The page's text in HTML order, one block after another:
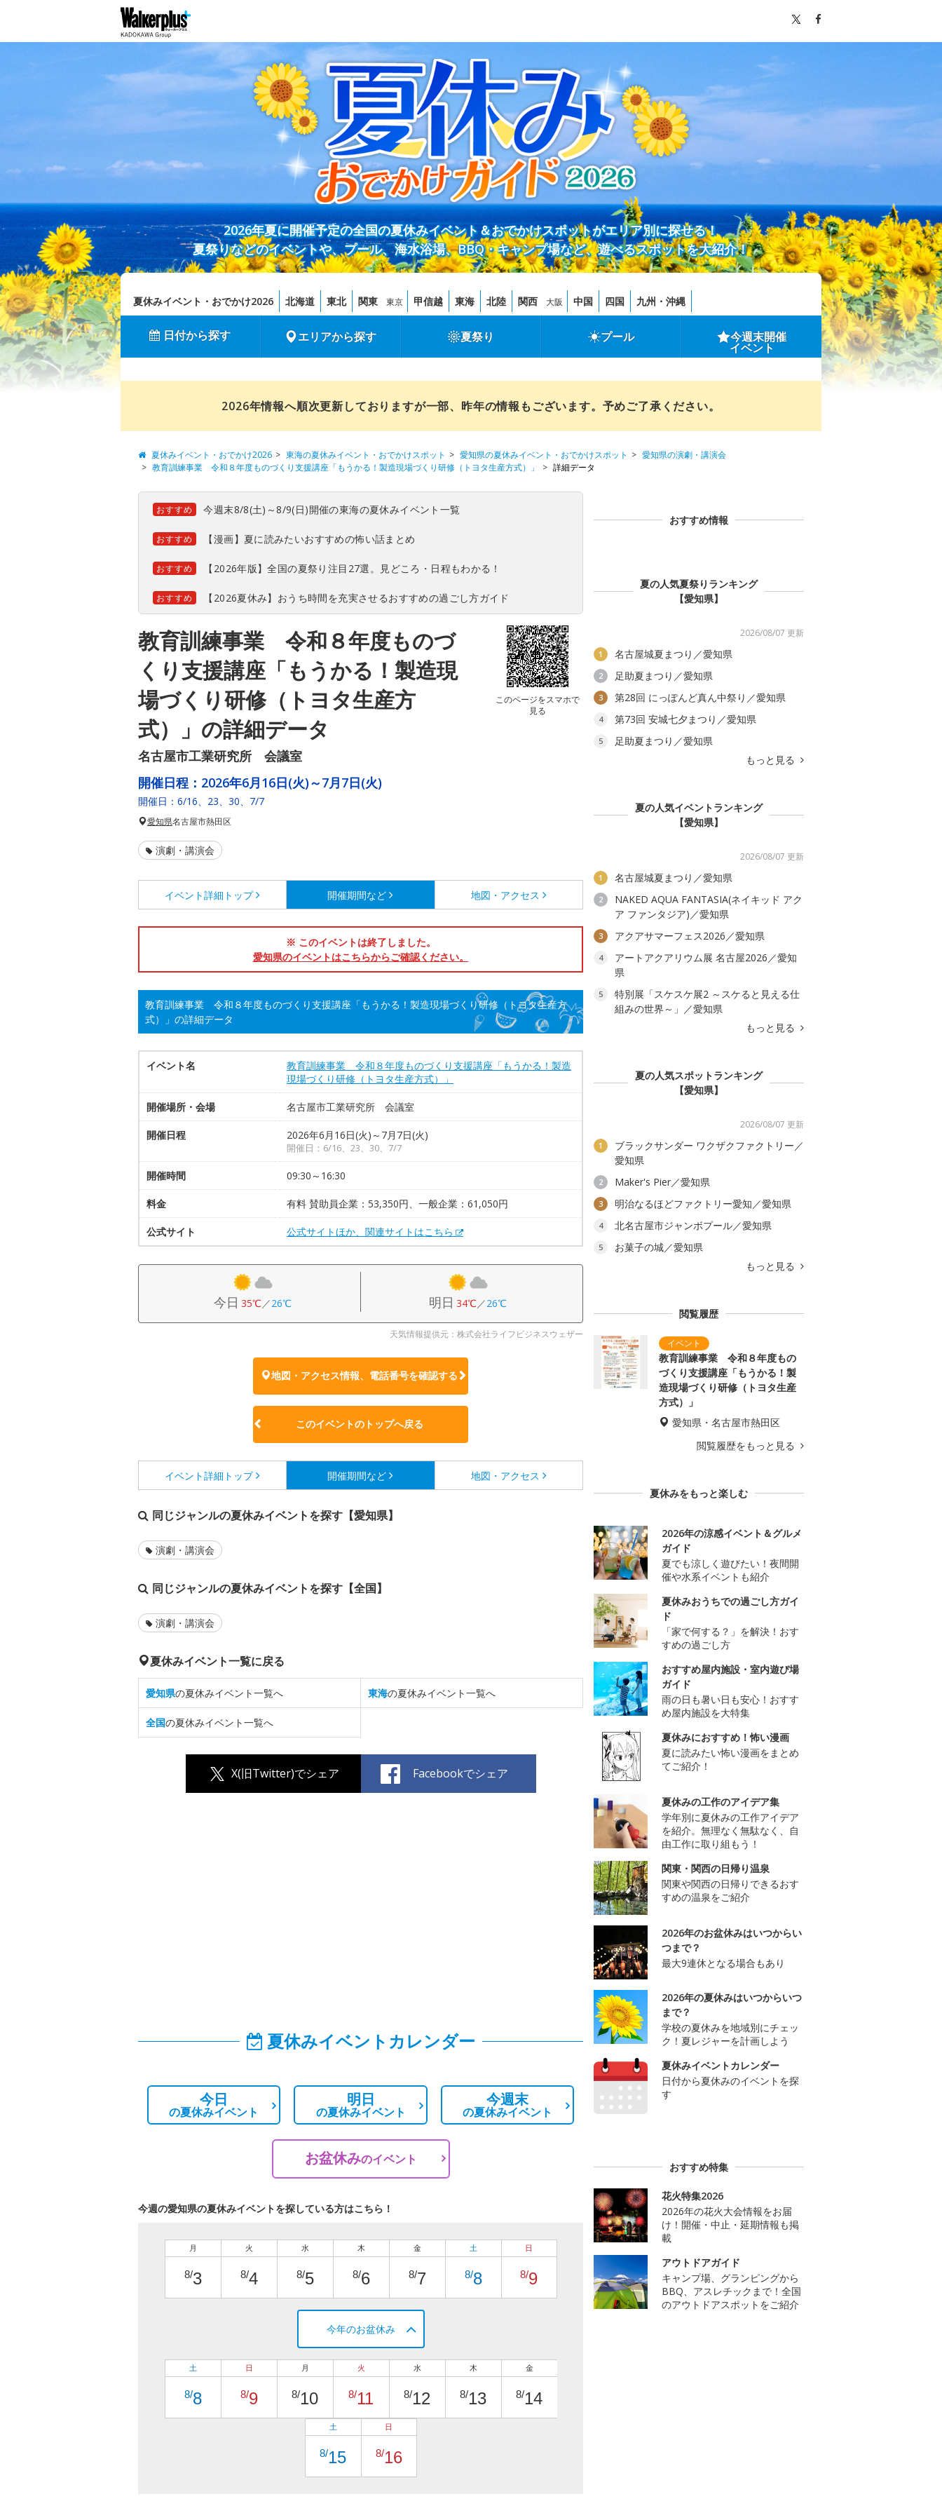
2026年夏に開催予定の全国の夏休みイベント＆おでかけスポットがエリア別に探せる！
夏祭りなどのイベントや、プール、海水浴場、BBQ・キャンプ場など、遊べるスポットを大紹介！
夏休みイベント・おでかけ2026 北海道 東北 関東 東京 甲信越 東海 北陸 関西 大阪 中国 四国 九州・沖縄
日付から探す エリアから探す 夏祭り プール 今週末開催
イベント
2026年情報へ順次更新しておりますが一部、昨年の情報もございます。予めご了承ください。
夏休みイベント・おでかけ2026 東海の夏休みイベント・おでかけスポット 愛知県の夏休みイベント・おでかけスポット
愛知県の演劇・講演会
教育訓練事業 令和８年度ものづくり支援講座「もうかる！製造現場づくり研修（トヨタ生産方式）」
詳細データ
おすすめ 今週末8/8(土)～8/9(日)開催の東海の夏休みイベント一覧
おすすめ 【漫画】夏に読みたいおすすめの怖い話まとめ
おすすめ 【2026年版】全国の夏祭り注目27選。見どころ・日程もわかる！
おすすめ 【2026夏休み】おうち時間を充実させるおすすめの過ごし方ガイド
教育訓練事業 令和８年度ものづ
くり支援講座「もうかる！製造現
場づくり研修（トヨタ生産方
式）」の詳細データ
名古屋市工業研究所 会議室
このページをスマホで
見る
開催日程： 2026年6月16日(火)～7月7日(火)
開催日：6/16、23、30、7/7
愛知県名古屋市熱田区
演劇・講演会
イベント詳細 トップ 開催期間など 地図・アクセス
※ このイベントは終了しました。
愛知県のイベントはこちらからご確認ください。
教育訓練事業 令和８年度ものづくり支援講座「もうかる！製造現場づくり研修（トヨタ生産方
式）」の詳細データ
イベント名
教育訓練事業 令和８年度ものづくり支援講座「もうかる！製造
現場づくり研修（トヨタ生産方式）」
開催場所・会場 名古屋市工業研究所 会議室
開催日程 2026年6月16日(火)～7月7日(火)
開催日：6/16、23、30、7/7
開催時間 09:30～16:30
料金 有料 賛助員企業：53,350円、一般企業：61,050円
公式サイト 公式サイトほか、関連サイトはこちら
今日 35℃／26℃ 明日 34℃／26℃
天気情報提供元：株式会社ライフビジネスウェザー
地図・アクセス情報、電話番号を確認する
このイベントのトップへ戻る
イベント詳細 トップ 開催期間など 地図・アクセス
同じジャンルの夏休みイベントを探す【愛知県】
演劇・講演会
同じジャンルの夏休みイベントを探す【全国】
演劇・講演会
夏休みイベント一覧に戻る
愛知県の夏休みイベント一覧へ 東海の夏休みイベント一覧へ
全国の夏休みイベント一覧へ
X(旧Twitter)でシェア Facebookでシェア
夏休みイベントカレンダー
今日
の夏休みイベント
明日
の夏休みイベント
今週末
の夏休みイベント
お盆休みのイベント
今週の愛知県の夏休みイベントを探している方はこちら！
月
8/3
火
8/4
水
8/5
木
8/6
金
8/7
土
8/8
日
8/9
今年のお盆休み
土
8/8
日
8/9
月
8/10
火
8/11
水
8/12
木
8/13
金
8/14
土
8/15
日
8/16
おすすめ情報
夏の人気夏祭りランキング
【愛知県】
2026/08/07 更新
1 名古屋城夏まつり／愛知県
2 足助夏まつり／愛知県
3 第28回 にっぽんど真ん中祭り／愛知県
4 第73回 安城七夕まつり／愛知県
5
足助夏まつり／愛知県
もっと見る
夏の人気イベントランキング
【愛知県】
2026/08/07 更新
1 名古屋城夏まつり／愛知県
2
NAKED AQUA FANTASIA(ネイキッド アク
ア ファンタジア)／愛知県
3 アクアサマーフェス2026／愛知県
4
アートアクアリウム展 名古屋2026／愛知
県
5
特別展「スケスケ展2 ～スケると見える仕
組みの世界～」／愛知県
もっと見る
夏の人気スポットランキング
【愛知県】
2026/08/07 更新
1
ブラックサンダー ワクザクファクトリー／
愛知県
2 Maker's Pier／愛知県
3 明治なるほどファクトリー愛知／愛知県
4 北名古屋市ジャンボプール／愛知県
5
お菓子の城／愛知県
もっと見る
閲覧履歴
教育訓練事業 令和８年度もの
づくり支援講座「もうかる！製
造現場づくり研修（トヨタ生産
方式）」
愛知県・名古屋市熱田区
閲覧履歴をもっと見る
夏休みをもっと楽しむ
2026年の涼感イベント＆グルメ
ガイド
夏でも涼しく遊びたい！夜間開
催や水系イベントも紹介
夏休みおうちでの過ごし方ガイ
ド
「家で何する？」を解決！おす
すめの過ごし方
おすすめ屋内施設・室内遊び場
ガイド
雨の日も暑い日も安心！おすす
め屋内施設を大特集
夏休みにおすすめ！怖い漫画
夏に読みたい怖い漫画をまとめ
てご紹介！
夏休みの工作のアイデア集
学年別に夏休みの工作アイデア
を紹介。無理なく無駄なく、自
由工作に取り組もう！
関東・関西の日帰り温泉
関東や関西の日帰りできるおす
すめの温泉をご紹介
2026年のお盆休みはいつからい
つまで？
最大9連休となる場合もあり
2026年の夏休みはいつからいつ
まで？
学校の夏休みを地域別にチェッ
ク！夏レジャーを計画しよう
夏休みイベントカレンダー
日付から夏休みのイベントを探
す
おすすめ特集
花火特集2026
2026年の花火大会情報をお届
け！開催・中止・延期情報も掲
載
アウトドアガイド
キャンプ場、グランピングから
BBQ、アスレチックまで！全国
のアウトドアスポットをご紹介